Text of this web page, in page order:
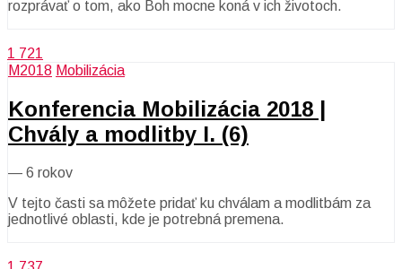
rozprávať o tom, ako Boh mocne koná v ich životoch.
1 721
M2018 Mobilizácia
Konferencia Mobilizácia 2018 |
Chvály a modlitby I. (6)
— 6 rokov
V tejto časti sa môžete pridať ku chválam a modlitbám za
jednotlivé oblasti, kde je potrebná premena.